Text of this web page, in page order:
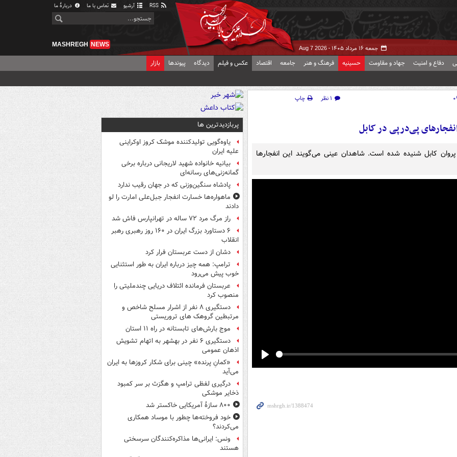
آرشیو تماس با ما دربارهٔ ما
جمعه ۱۶ مرداد ۱۴۰۵ - Aug 7 2026
MASHREGH NEWS
دفاع و امنیت جهاد و مقاومت حسینیه فرهنگ و هنر جامعه اقتصاد عکس و فیلم دیدگاه پیوندها بازار
۱ نظر
چاپ
پی‌درپی در کابل
کابل شنیده شده است. شاهدان عینی می‌گویند این انفجارها
پربازدیدترین ها
یاوه‌گویی تولیدکننده موشک کروز اوکراینی
علیه ایران
بیانیه خانواده شهید لاریجانی درباره برخی
گمانه‌زنی‌های رسانه‌ای
پادشاه سنگین‌وزنی که در جهان رقیب ندارد
ماهواره‌ها خسارت انفجار جبل‌علی امارت را لو
دادند
راز مرگ مرد ۷۲ ساله در تهرانپارس فاش شد
۶ دستاورد بزرگ ایران در ۱۶۰ روز رهبری رهبر
انقلاب
دشان از دست عربستان فرار کرد
ترامپ: همه چیز درباره ایران به طور استثنایی
خوب پیش می‌رود
عربستان فرمانده ائتلاف دریایی چندملیتی را
منصوب کرد
دستگیری ۸ نفر از اشرار مسلح شاخص و
مرتبطین گروهک های تروریستی
موج بارش‌های تابستانه در راه ۱۱ استان
دستگیری ۶ نفر در بهشهر به اتهام تشویش
اذهان عمومی
«کمانِ پرنده» چینی برای شکار کروزها به ایران
می‌آید
درگیری لفظی ترامپ و هگزث بر سر کمبود
ذخایر موشکی
۸۰۰ سازۀ آمریکایی خاکستر شد
خود فروخته‌ها چطور با موساد همکاری
می‌کردند؟
ونس: ایرانی‌ها مذاکره‌کنندگان سرسختی
هستند